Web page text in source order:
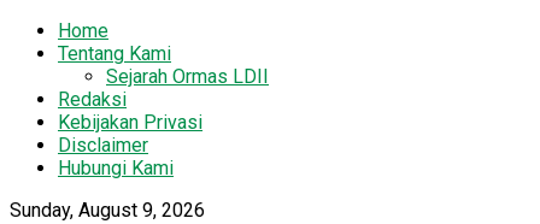
Home
Tentang Kami
Sejarah Ormas LDII
Redaksi
Kebijakan Privasi
Disclaimer
Hubungi Kami
Sunday, August 9, 2026